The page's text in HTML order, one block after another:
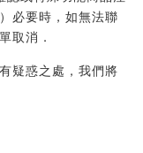
必要時，如無法聯
取消．
疑惑之處，我們將